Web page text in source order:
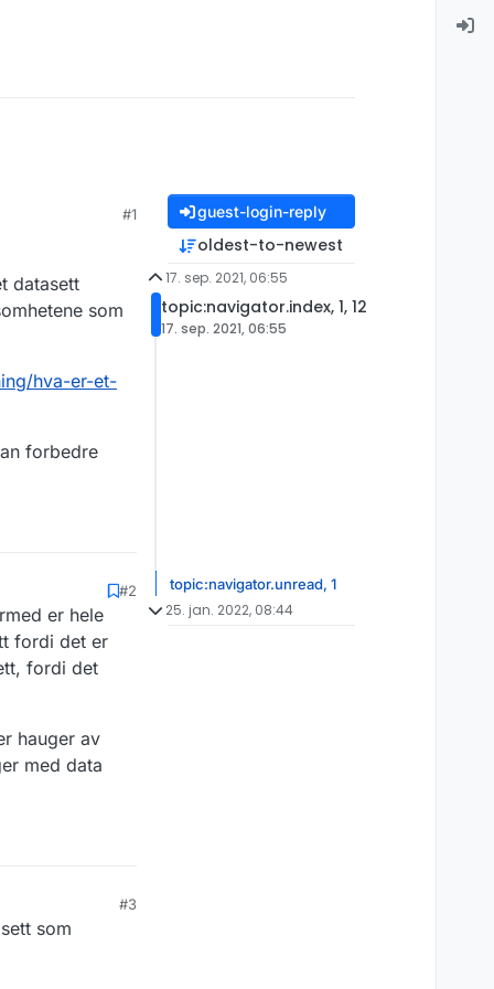
#1
datasett
som
hva-er-et-
forbedre
#2
er hele
fordi det er
fordi det
hauger av
med data
#3
som
guest-login-reply
oldest-to-newest
17. sep. 2021, 06:55
topic:navigator.index, 1, 12
17. sep. 2021, 06:55
topic:navigator.unread, 1
25. jan. 2022, 08:44